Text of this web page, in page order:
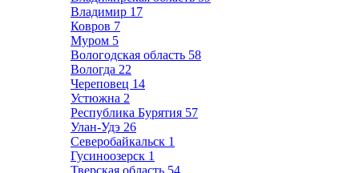
Владимир 17
Ковров 7
Муром 5
Вологодская область 58
Вологда 22
Череповец 14
Устюжна 2
Республика Бурятия 57
Улан-Удэ 26
Северобайкальск 1
Гусиноозерск 1
Тверская область 54